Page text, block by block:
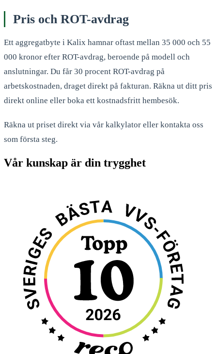
Pris och ROT-avdrag
Ett aggregatbyte i Kalix hamnar oftast mellan 35 000 och 55
000 kronor efter ROT-avdrag, beroende på modell och
anslutningar. Du får 30 procent ROT-avdrag på
arbetskostnaden, draget direkt på fakturan. Räkna ut ditt pris
direkt online eller boka ett kostnadsfritt hembesök.
Räkna ut priset direkt via vår kalkylator eller kontakta oss
som första steg.
Vår kunskap är din trygghet